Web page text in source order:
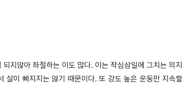
지않아 좌절하는 이도 많다. 이는 작심삼일에 그치는 의지
살이 빠지지는 않기 때문이다. 또 강도 높은 운동만 지속할